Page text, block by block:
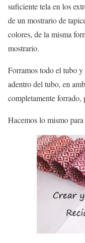
suficiente tela en los
de un mostrario de
colores, de la misma
mostrario.
Forramos todo el tubo y
adentro del tubo, en
completamente
Hacemos lo mismo